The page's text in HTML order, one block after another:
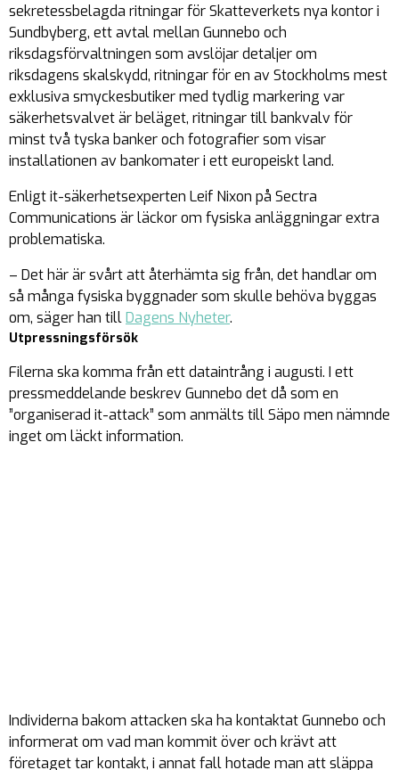
sekretessbelagda ritningar för Skatteverkets nya kontor i
Sundbyberg, ett avtal mellan Gunnebo och
riksdagsförvaltningen som avslöjar detaljer om
riksdagens skalskydd, ritningar för en av Stockholms mest
exklusiva smyckesbutiker med tydlig markering var
säkerhetsvalvet är beläget, ritningar till bankvalv för
minst två tyska banker och fotografier som visar
installationen av bankomater i ett europeiskt land.
Enligt it-säkerhetsexperten Leif Nixon på Sectra
Communications är läckor om fysiska anläggningar extra
problematiska.
– Det här är svårt att återhämta sig från, det handlar om
så många fysiska byggnader som skulle behöva byggas
om, säger han tillDagens Nyheter.
Utpressningsförsök
Filerna ska komma från ett dataintrång i augusti. I ett
pressmeddelande beskrev Gunnebo det då som en
”organiserad it-attack” som anmälts till Säpo men nämnde
inget om läckt information.
Individerna bakom attacken ska ha kontaktat Gunnebo och
informerat om vad man kommit över och krävt att
företaget tar kontakt, i annat fall hotade man att släppa